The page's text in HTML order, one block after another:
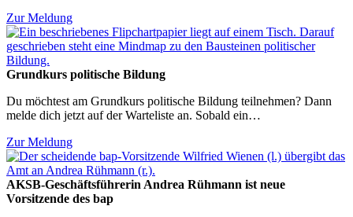
Zur Meldung
Grundkurs politische Bildung
Du möchtest am Grundkurs politische Bildung teilnehmen? Dann
melde dich jetzt auf der Warteliste an. Sobald ein…
Zur Meldung
AKSB-Geschäftsführerin Andrea Rühmann ist neue
Vorsitzende des bap